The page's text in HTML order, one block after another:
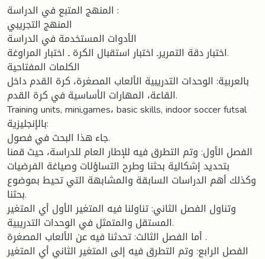
المنهج المتبع في الدراسة :
المنهج التجريبي
الأدوات المستخدمة في الدراسة
اختبار دقة التمريرـ اختبار استقبال الكرة ـ اختبار المراوغة.
الكلمات المفتاحية
بالعربية: الوحدات التدريبية الألعاب المصغرة، كرة القدم داخل
القاعة، المهارات الأساسية في كرة القدم.
Training units, miniـgames، basic skills, indoor soccer futsal
بالإنجليزية:
جاء هذا البحث في فصول.
الفصل الأول: وتم التطرق فيه للإطار العام للدراسة، حيث قمنا
بتحديد إشكالية بحثنا وطرح التساؤلات وصياغة الفرضيات
وكذلك أهم الدراسات السابقة والمشابهة التي تحيط بموضوع
بحثنا.
وتناول الفصل الثاني: تناولنا فيه المتغير الأول أي المتغير
المستقل والمتمثل في الوحدات التدريبية.
أما الفصل الثالث: تحدثنا فيه عن الألعاب المصغرة .
الفصل الرابع: وتم التطرق فيه إلى المتغير الثاني أي المتغير